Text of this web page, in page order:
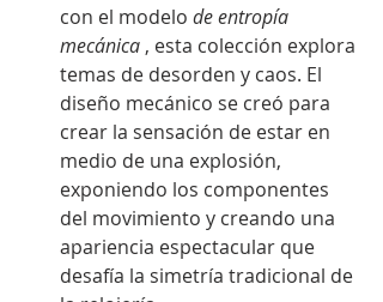
con el modelo de entropía
mecánica , esta colección explora
temas de desorden y caos. El
diseño mecánico se creó para
crear la sensación de estar en
medio de una explosión,
exponiendo los componentes
del movimiento y creando una
apariencia espectacular que
desafía la simetría tradicional de